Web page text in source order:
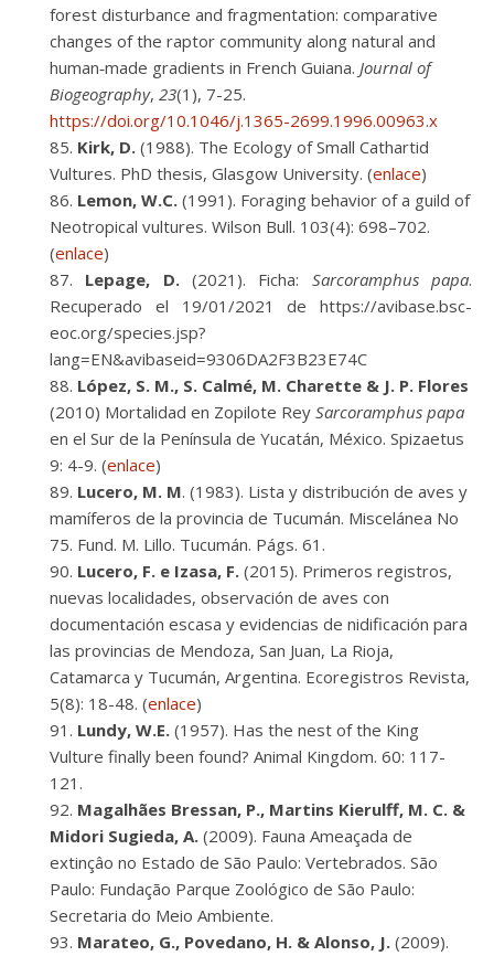
forest disturbance and fragmentation: comparative
changes of the raptor community along natural and
human‐made gradients in French Guiana. Journal of
Biogeography, 23(1), 7-25.
https://doi.org/10.1046/j.1365-2699.1996.00963.x
Kirk, D. (1988). The Ecology of Small Cathartid
Vultures. PhD thesis, Glasgow University. (enlace)
Lemon, W.C. (1991). Foraging behavior of a guild of
Neotropical vultures. Wilson Bull. 103(4): 698–702.
(enlace)
Lepage, D.(2021). Ficha: Sarcoramphus papa.
Recuperado el 19/01/2021 de https://avibase.bsc-
eoc.org/species.jsp?
lang=EN&avibaseid=9306DA2F3B23E74C
López, S. M., S. Calmé, M. Charette & J. P. Flores
(2010) Mortalidad en Zopilote Rey Sarcoramphus papa
en el Sur de la Península de Yucatán, México. Spizaetus
9: 4-9. (enlace)
Lucero, M. M. (1983). Lista y distribución de aves y
mamíferos de la provincia de Tucumán. Miscelánea No
75. Fund. M. Lillo. Tucumán. Págs. 61.
Lucero, F. e Izasa, F. (2015). Primeros registros,
nuevas localidades, observación de aves con
documentación escasa y evidencias de nidificación para
las provincias de Mendoza, San Juan, La Rioja,
Catamarca y Tucumán, Argentina. Ecoregistros Revista,
5(8): 18-48. (enlace)
Lundy, W.E. (1957). Has the nest of the King
Vulture finally been found? Animal Kingdom. 60: 117-
121.
Magalhães Bressan, P., Martins Kierulff, M. C. &
Midori Sugieda, A. (2009). Fauna Ameaçada de
extinçâo no Estado de São Paulo: Vertebrados. São
Paulo: Fundação Parque Zoológico de São Paulo:
Secretaria do Meio Ambiente.
Marateo, G., Povedano, H. & Alonso, J. (2009).